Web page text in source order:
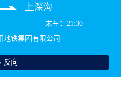
上深沟
末车：21:30
地铁集团有限公司
反向